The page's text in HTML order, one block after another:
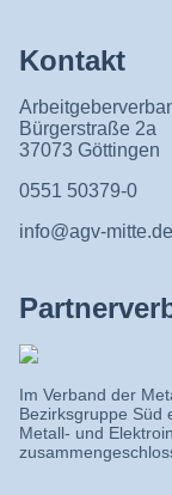
Kontakt
Bürgerstraße 2a
37073 Göttingen
0551 50379-0
info@agv-mitte.de
Im Verband der
Bezirksgruppe Süd
Metall- und